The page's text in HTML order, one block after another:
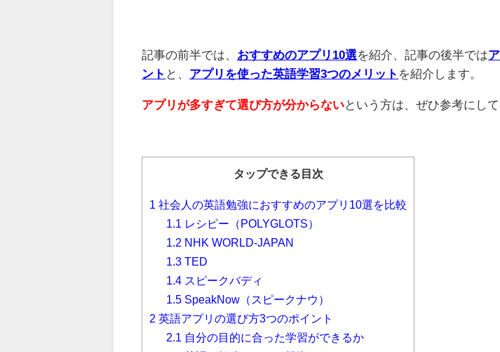
記事の前半では、 おすすめのアプリ10選を紹介、記事の後半では
ント と、 アプリを使った英語学習3つのメリット を紹介します。
アプリが多すぎて選び方が分からないという方は、ぜひ参考にして
タップできる目次
1 社会人の英語勉強におすすめのアプリ10選を比較
1.1 レシピー（POLYGLOTS）
1.2 NHK WORLD-JAPAN
1.3 TED
1.4 スピークバディ
1.5 SpeakNow（スピークナウ）
2 英語アプリの選び方3つのポイント
2.1 自分の目的に合った学習ができるか